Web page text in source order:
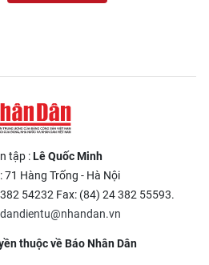
tập :Lê Quốc Minh
71 Hàng Trống - Hà Nội
54232 Fax: (84) 24 382 55593.
thuộc về Báo Nhân Dân